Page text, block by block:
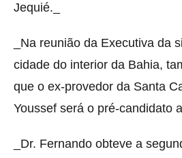
Jequié._
_Na reunião da Executiva da
cidade do interior da Bahia,
que o ex-provedor da Santa
Youssef será o pré-candidato
_Dr. Fernando obteve a